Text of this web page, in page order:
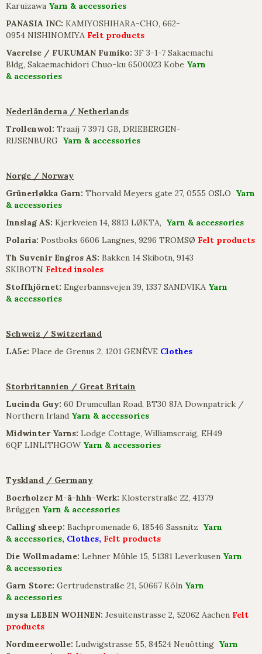
Karuizawa Yarn & accessories
PANASIA INC: KAMIYOSHIHARA-CHO, 662-
0954 NISHINOMIYA Felt products
Vaerelse / FUKUMAN Fumiko: 3F 3-1-7 Sakaemachi
Bldg, Sakaemachidori Chuo-ku 6500023 Kobe Yarn
& accessories
Nederländerna / Netherlands
Trollenwol: Traaij 7 3971 GB, DRIEBERGEN-
RIJSENBURG Yarn & accessories
Norge / Norway
Grünerløkka Garn: Thorvald Meyers gate 27, 0555 OSLO Yarn
& accessories
Innslag AS: Kjerkveien 14, 8813 LØKTA, Yarn & accessories
Polaria: Postboks 6606 Langnes, 9296 TROMSØ Felt products
Th Suvenir Engros AS: Bakken 14 Skibotn, 9143
SKIBOTN Felted insoles
Stoffhjörnet: Engerbannsvejen 39, 1337 SANDVIKA Yarn
& accessories
Schweiz / Switzerland
LA5e: Place de Grenus 2, 1201 GENÈVE Clothes
Storbritannien / Great Britain
Lucinda Guy: 60 Drumcullan Road, BT30 8JA Downpatrick /
Northern Irland Yarn & accessories
Midwinter Yarns: Lodge Cottage, Williamscraig, EH49
6QF LINLITHGOW Yarn & accessories
Tyskland / Germany
Boerholzer M-ä-hhh-Werk: Klosterstraße 22, 41379
Brüggen Yarn & accessories
Calling sheep: Bachpromenade 6, 18546 Sassnitz Yarn
& accessories, Clothes, Felt products
Die Wollmadame: Lehner Mühle 15, 51381 Leverkusen Yarn
& accessories
Garn Store: Gertrudenstraße 21, 50667 Köln Yarn
& accessories
mysa LEBEN WOHNEN: Jesuitenstrasse 2, 52062 Aachen Felt
products
Nordmeerwolle: Ludwigstrasse 55, 84524 Neuötting Yarn